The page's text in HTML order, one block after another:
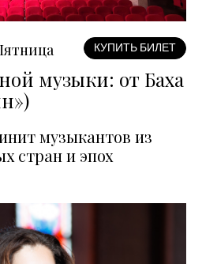
КУПИТЬ БИЛЕТ
музыки: от Баха
музыкантов из
стран и эпох